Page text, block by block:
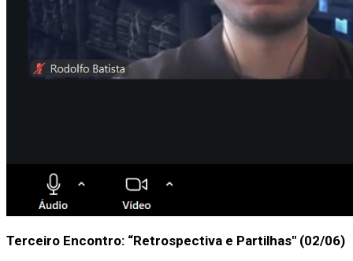
Terceiro Encontro: “Retrospectiva e Partilhas" (02/06)